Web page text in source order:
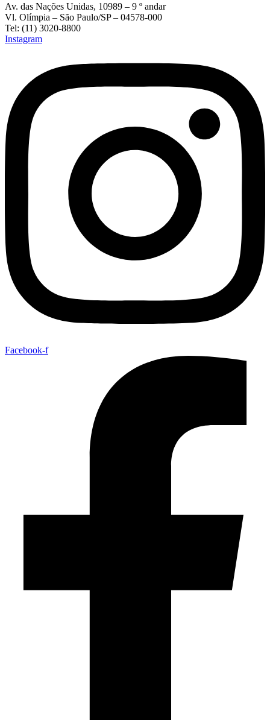
Av. das Nações Unidas, 10989 – 9 º andar
Vl. Olímpia – São Paulo/SP – 04578-000
Tel: (11) 3020-8800
Instagram
Facebook-f